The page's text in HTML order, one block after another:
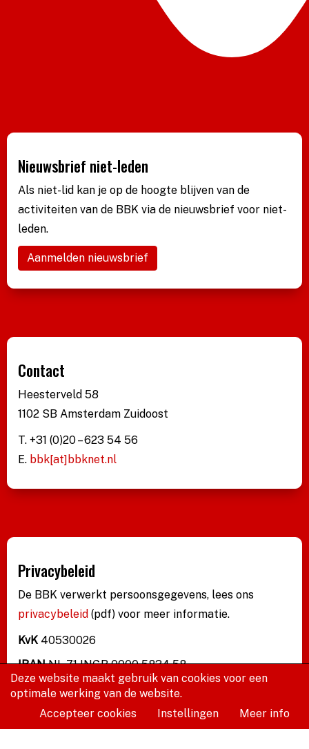
Nieuwsbrief niet-leden
Als niet-lid kan je op de hoogte blijven van de
activiteiten van de BBK via de nieuwsbrief voor niet-
leden.
Aanmelden nieuwsbrief
Contact
Heesterveld 58
1102 SB Amsterdam Zuidoost
T. +31 (0)20 – 623 54 56
E. bbk[at]bbknet.nl
Privacybeleid
De BBK verwerkt persoonsgegevens, lees ons
privacybeleid (pdf) voor meer informatie.
KvK 40530026
IBANNL 71 INGB 0000 5834 58
Volg ons op
Deze website maakt gebruik van cookies voor een
optimale werking van de website.
Accepteer cookies
Instellingen Meer info